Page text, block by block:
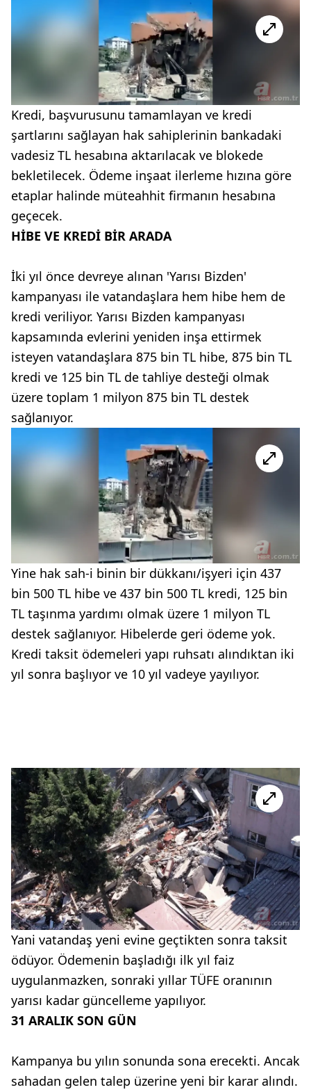
Kredi, başvurusunu tamamlayan ve kredi
şartlarını sağlayan hak sahiplerinin bankadaki
vadesiz TL hesabına aktarılacak ve blokede
bekletilecek. Ödeme inşaat ilerleme hızına göre
etaplar halinde müteahhit firmanın hesabına
geçecek.
HİBE VE KREDİ BİR ARADA
İki yıl önce devreye alınan 'Yarısı Bizden'
kampanyası ile vatandaşlara hem hibe hem de
kredi veriliyor. Yarısı Bizden kampanyası
kapsamında evlerini yeniden inşa ettirmek
isteyen vatandaşlara 875 bin TL hibe, 875 bin TL
kredi ve 125 bin TL de tahliye desteği olmak
üzere toplam 1 milyon 875 bin TL destek
sağlanıyor.
Yine hak sah-i binin bir dükkanı/işyeri için 437
bin 500 TL hibe ve 437 bin 500 TL kredi, 125 bin
TL taşınma yardımı olmak üzere 1 milyon TL
destek sağlanıyor. Hibelerde geri ödeme yok.
Kredi taksit ödemeleri yapı ruhsatı alındıktan iki
yıl sonra başlıyor ve 10 yıl vadeye yayılıyor.
Yani vatandaş yeni evine geçtikten sonra taksit
ödüyor. Ödemenin başladığı ilk yıl faiz
uygulanmazken, sonraki yıllar TÜFE oranının
yarısı kadar güncelleme yapılıyor.
31 ARALIK SON GÜN
Kampanya bu yılın sonunda sona erecekti. Ancak
sahadan gelen talep üzerine yeni bir karar alındı.